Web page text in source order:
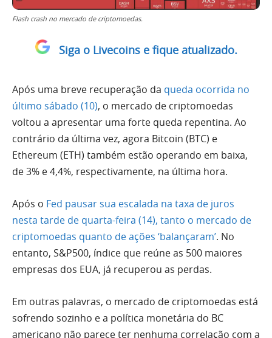
Flash crash no mercado de criptomoedas.
Siga o Livecoins e fique atualizado.
Após uma breve recuperação da queda ocorrida no
último sábado (10), o mercado de criptomoedas
voltou a apresentar uma forte queda repentina. Ao
contrário da última vez, agora Bitcoin (BTC) e
Ethereum (ETH) também estão operando em baixa,
de 3% e 4,4%, respectivamente, na última hora.
Após o Fed pausar sua escalada na taxa de juros
nesta tarde de quarta-feira (14), tanto o mercado de
criptomoedas quanto de ações ‘balançaram’. No
entanto, S&P500, índice que reúne as 500 maiores
empresas dos EUA, já recuperou as perdas.
Em outras palavras, o mercado de criptomoedas está
sofrendo sozinho e a política monetária do BC
americano não parece ter nenhuma correlação com a